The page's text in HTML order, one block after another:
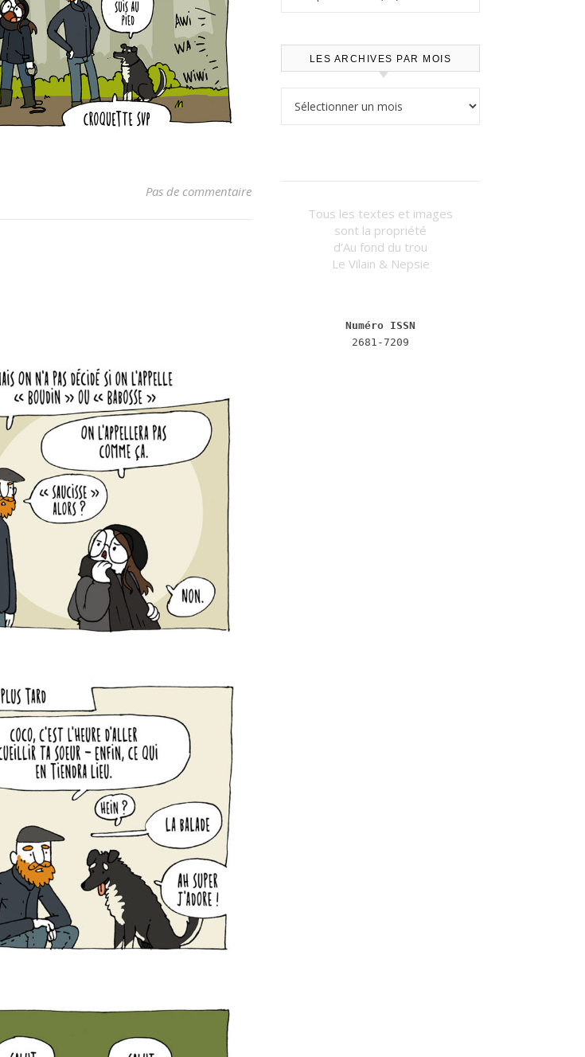
Pas de commentaire
LES ARCHIVES PAR MOIS
Tous les textes et images
sont la propriété
d’Au fond du trou
Le Vilain & Nepsie
Numéro ISSN
2681-7209